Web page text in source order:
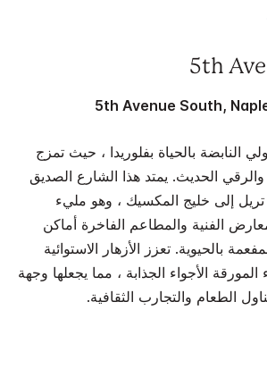
5th
النابضة بالحياة بفلوريدا ، حيث تمزج
الحديث. يمتد هذا الشارع الصديق
إلى خليج المكسيك ، وهو مليء
الفنية والمطاعم الفاخرة أماكن
بالحيوية. تعزز الأزهار الاستوائية
الأجواء الجذابة ، مما يجعلها وجهة
الطعام والتجارب الثقافية.